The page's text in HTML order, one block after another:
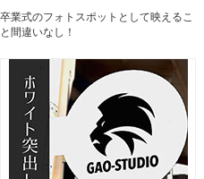
卒業式のフォトスポットとして映えるこ
と間違いなし！